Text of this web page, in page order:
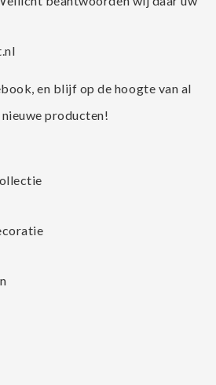
en blijf op de hoogte van al
producten!